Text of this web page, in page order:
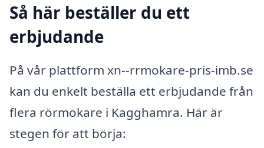
Så här beställer du ett
erbjudande
På vår plattform xn--rrmokare-pris-imb.se
kan du enkelt beställa ett erbjudande från
flera rörmokare i Kagghamra. Här är
stegen för att börja: